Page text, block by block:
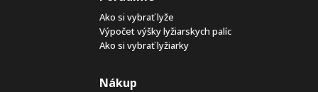
Ako si vybrať lyže
Výpočet výšky lyžiarskych palíc
Ako si vybrať lyžiarky
Nákup